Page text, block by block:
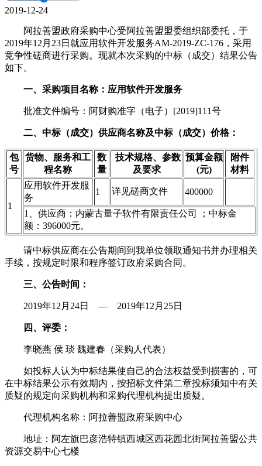
2019-12-24
阿拉善盟政府采购中心受阿拉善盟盟委组织部委托，于
2019年12月23日就应用软件开发服务AM-2019-ZC-176，采用
竞争性磋商进行采购。现就本次采购的中标（成交）结果公告
如下。
一、采购项目名称：应用软件开发服务
批准文件编号：阿财购准字（电子）[2019]111号
二、中标（成交）供应商名称及中标（成交）价格：
包
号
货物、服务和工
程名称
数
量
技术规格、参数
及要求
预算金额
(元)
附件
材料
1
应用软件开发服
务
1 详见磋商文件 400000
1、供应商：内蒙古量子软件有限责任公司 ；中标金
额：396000元。
请中标供应商在公告期间到我单位领取通知书并办理相关
手续，按规定时限和程序签订政府采购合同。
三、公告时间：
2019年12月24日 — 2019年12月25日
四、评委：
李晓燕 侯 琰 魏建春（采购人代表）
如投标人认为中标结果使自己的合法权益受到损害的，可
在中标结果公示有效期内，按招标文件第二章投标须知中有关
质疑的规定向采购机构和采购代理机构提出质疑。
代理机构名称：阿拉善盟政府采购中心
地址：阿左旗巴彦浩特镇西城区西花园北街阿拉善盟公共
资源交易中心七楼